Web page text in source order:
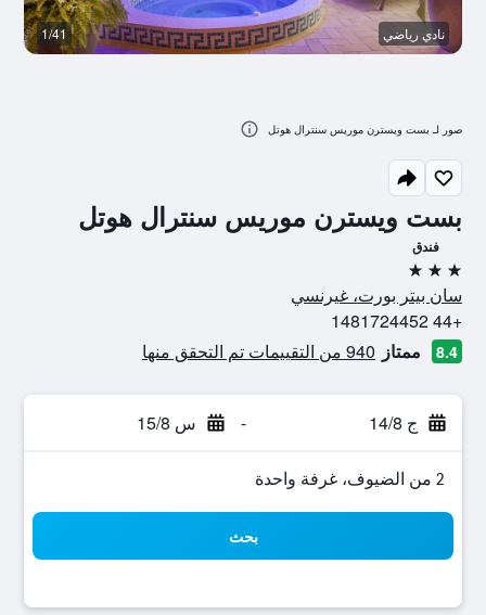
بست ويسترن موريس سنترال هوتل
فندق
3 نجوم
سان بيتر بورت، غيرنسي
+44 1481724452
8.4 ممتاز 940 من التقييمات تم التحقق منها
ج 14/8 - س 15/8
2 من الضيوف، غرفة واحدة
بحث
نادي رياضي 1/41
صور لـ بست ويسترن موريس سنترال هوتل